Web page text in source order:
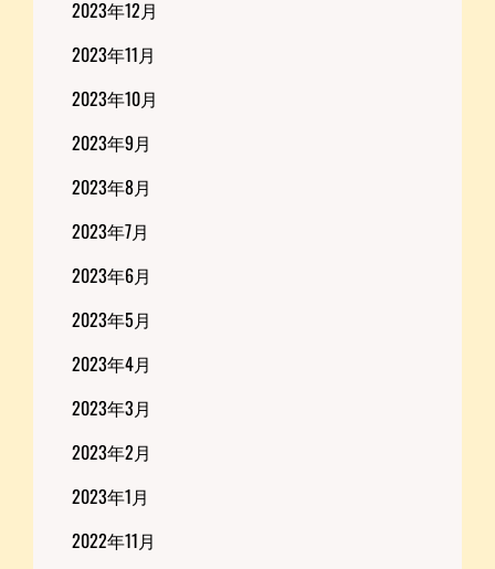
2023年12月
2023年11月
2023年10月
2023年9月
2023年8月
2023年7月
2023年6月
2023年5月
2023年4月
2023年3月
2023年2月
2023年1月
2022年11月